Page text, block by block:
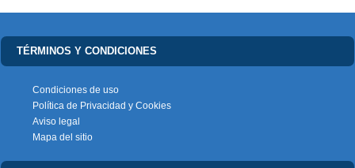
TÉRMINOS Y CONDICIONES
Condiciones de uso
Política de Privacidad y Cookies
Aviso legal
Mapa del sitio